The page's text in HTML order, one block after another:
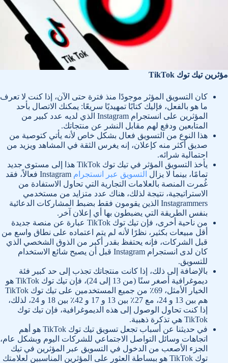
مؤثرين تيك توك TikTok
كان التسويق المؤثر موجودًا منذ فترة حتى الآن، إذا كنت لا تعرف
ما هو بالفعل، فإليك كتابًا تمهيديًا سريعًا: يمكنك الاتصال بأحد
المؤثرين على انستجرام Instagram الذي لديه عدد كبير من
المتابعين ودفع لهم مقابل النشر عن منتجاتك.
هذا النوع من التسويق فعال بشكل خاص لأنه يأتي كتوصية من
صديق أكثر منه كإعلان، إنه يغرس الثقة في المشاهد ويزيد من
احتمالية شرائه.
يأخذ التسويق المؤثر في تيك توك TikTok هذا إلى مستوى جديد
تمامًا، بينما لا يزال التسويق عبر انستجرام
Instagram فعالاً، فقد
غُمرت المنصة بالعلامات التجارية التي تحاول الاستفادة من
الاستراتيجية، نتيجة لذلك، هناك عدد متزايد من مستخدمي
Instagrammers الذين يقومون فقط بضبط المشاركات الدعائية
بنفس الطريقة التي يضبطون بها أي إعلان آخر.
من ناحية أخرى، فإن تيك توك TikTok عبارة عن منصة جديدة
أقل مبيعات بكثير، نظرًا لأنه لم يتم اعتماده على نطاق واسع من
قبل الشركات، فإنه يحتفظ بقدر أكبر من الذوق الشخصي الذي
كان لدى انستجرام Instagram قبل أن يصبح شائع الاستخدام
للتسويق.
بالإضافة إلى ذلك، إذا كانت منتجاتك تجذب إلى حد كبير فئة
ديموغرافية أصغر سنًا (من 13 إلى 24)، فإن تيك توك TikTok هو
الخيار الأمثل، 69٪ من جميع المستخدمين على تيك توك TikTok
هم بين 13 و 24، مع 27٪ بين 13 و 17 و 42٪ بين 18 و 24، لذلك،
إذا كنت تحاول الوصول إلى هذه الديموغرافية، فإن تيك توك
TikTok هي تذكرة ذهبية.
في حديثنا عن أسباب تجعل تسويق تيك توك TikTok هو أهم
اتجاهات وسائل التواصل الاجتماعي للشركات اليوم وبشكل عام،
الجزء الأصعب من الدخول في التسويق عبر المؤثرين في تيك
توك TikTok هو ببساطة العثور على المؤثرين المناسبين لعلامتك